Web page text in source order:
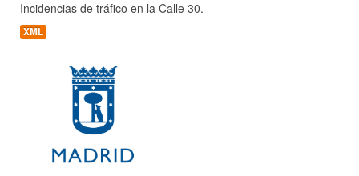
Incidencias de tráfico en la Calle 30.
XML